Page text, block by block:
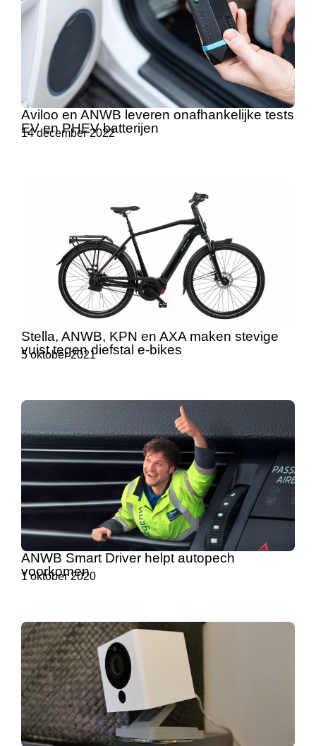
Aviloo en ANWB leveren onafhankelijke tests
EV en PHEV batterijen
14 december 2022
Stella, ANWB, KPN en AXA maken stevige
vuist tegen diefstal e-bikes
5 oktober 2021
ANWB Smart Driver helpt autopech
voorkomen
1 oktober 2020